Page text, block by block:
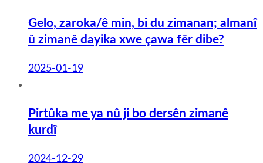
Gelo, zaroka/ê min, bi du zimanan; almanî
û zimanê dayika xwe çawa fêr dibe?
2025-01-19
Pirtûka me ya nû ji bo dersên zimanê
kurdî
2024-12-29